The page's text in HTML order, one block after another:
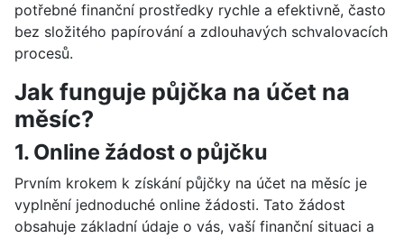
potřebné finanční prostředky rychle a efektivně, často
bez složitého papírování a zdlouhavých schvalovacích
procesů.
Jak funguje půjčka na účet na
měsíc?
1. Online žádost o půjčku
Prvním krokem k získání půjčky na účet na měsíc je
vyplnění jednoduché online žádosti. Tato žádost
obsahuje základní údaje o vás, vaší finanční situaci a